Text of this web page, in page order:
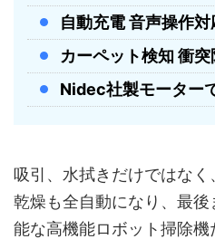
自動充電 音声操作
カーペット検知 衝
Nidec社製モーター
吸引、水拭きだけではな
乾燥も全自動になり、最
能な高機能ロボット掃除機